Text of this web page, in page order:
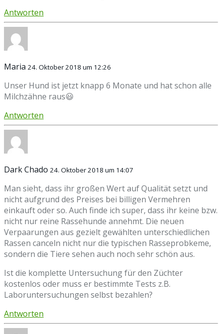
Antworten
Maria 24. Oktober 2018 um 12:26
Unser Hund ist jetzt knapp 6 Monate und hat schon alle
Milchzähne raus😃
Antworten
Dark Chado 24. Oktober 2018 um 14:07
Man sieht, dass ihr großen Wert auf Qualität setzt und
nicht aufgrund des Preises bei billigen Vermehren
einkauft oder so. Auch finde ich super, dass ihr keine bzw.
nicht nur reine Rassehunde annehmt. Die neuen
Verpaarungen aus gezielt gewählten unterschiedlichen
Rassen canceln nicht nur die typischen Rasseprobkeme,
sondern die Tiere sehen auch noch sehr schön aus.
Ist die komplette Untersuchung für den Züchter
kostenlos oder muss er bestimmte Tests z.B.
Laboruntersuchungen selbst bezahlen?
Antworten